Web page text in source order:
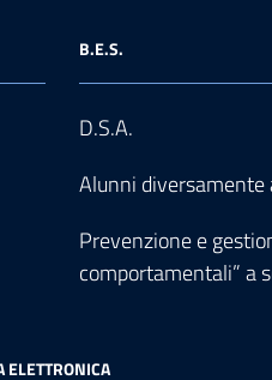
B.E.S.
D.S.A.
Alunni diversamente
Prevenzione e
comportamentali” a
ELETTRONICA